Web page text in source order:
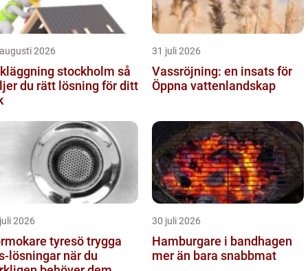
2026
stockholm så
du rätt lösning för ditt
31 juli 2026
Vassröjning: en insats för
Öppna vattenlandskap
2026
tyresö trygga
lösningar när du
30 juli 2026
Hamburgare i bandhagen
mer än bara snabbmat